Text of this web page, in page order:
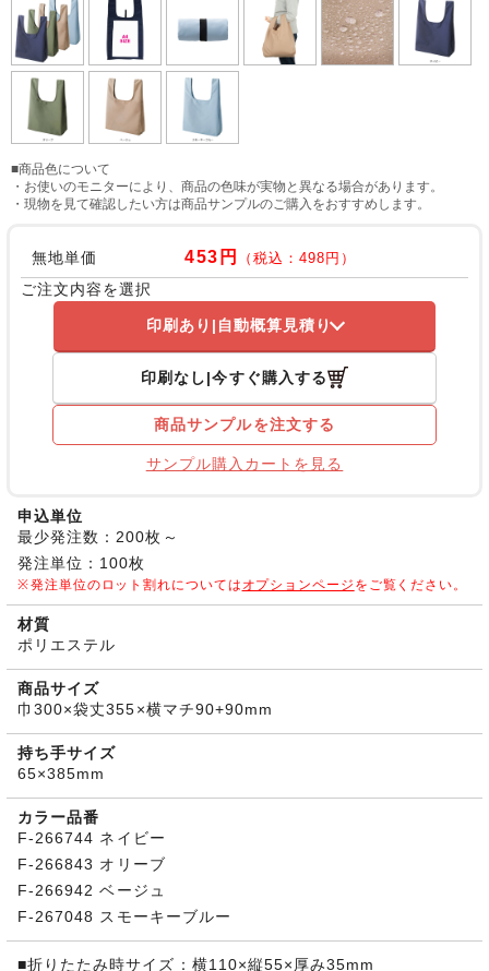
■商品色について
・お使いのモニターにより、商品の色味が実物と異なる場合があります。
・現物を見て確認したい方は商品サンプルのご購入をおすすめします。
無地単価 453円 （税込：498円）
ご注文内容を選択
印刷あり 自動概算見積り
印刷なし 今すぐ購入する
商品サンプルを注文する
サンプル購入カートを見る
申込単位
最少発注数：200枚～
発注単位：100枚
発注単位のロット割れについては オプションページ をご覧ください。
材質
ポリエステル
商品サイズ
巾300×袋丈355×横マチ90+90mm
持ち手サイズ
65×385mm
カラー品番
F-266744 ネイビー
F-266843 オリーブ
F-266942 ベージュ
F-267048 スモーキーブルー
■折りたたみ時サイズ：横110×縦55×厚み35mm